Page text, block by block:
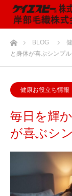
ホームBLOG
と身体が喜ぶシンプ
健康お役立ち情報
毎日を輝
が喜ぶシ